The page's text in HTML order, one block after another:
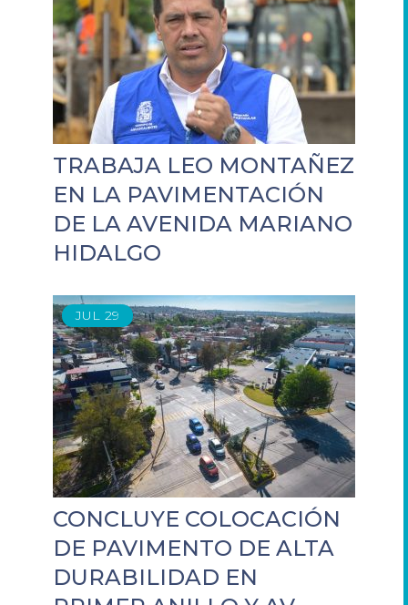
TRABAJA LEO MONTAÑEZ
EN LA PAVIMENTACIÓN
DE LA AVENIDA MARIANO
HIDALGO
JUL 29
CONCLUYE COLOCACIÓN
DE PAVIMENTO DE ALTA
DURABILIDAD EN